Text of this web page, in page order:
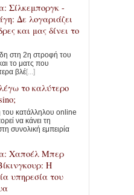
Σίλκεμποργκ -
Δε λογαριάζει
και μας δίνει το
στη 2η στροφή του
το ματς που
βλέ[...]
το καλύτερο
του κατάλληλου online
να κάνει τη
συνολική εμπειρία
Χαποέλ Μπερ
Η
υπηρεσία του